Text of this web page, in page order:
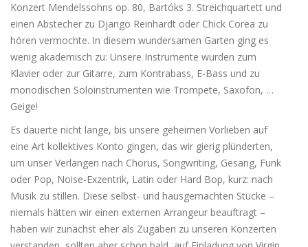
Konzert Mendelssohns op. 80, Bartóks 3. Streichquartett und
einen Abstecher zu Django Reinhardt oder Chick Corea zu
hören vermochte. In diesem wundersamen Garten ging es
wenig akademisch zu: Unsere Instrumente wurden zum
Klavier oder zur Gitarre, zum Kontrabass, E-Bass und zu
monodischen Soloinstrumenten wie Trompete, Saxofon, …
Geige!
Es dauerte nicht lange, bis unsere geheimen Vorlieben auf
eine Art kollektives Konto gingen, das wir gierig plünderten,
um unser Verlangen nach Chorus, Songwriting, Gesang, Funk
oder Pop, Noise-Exzentrik, Latin oder Hard Bop, kurz: nach
Musik zu stillen. Diese selbst- und hausgemachten Stücke –
niemals hätten wir einen externen Arrangeur beauftragt –
haben wir zunächst eher als Zugaben zu unseren Konzerten